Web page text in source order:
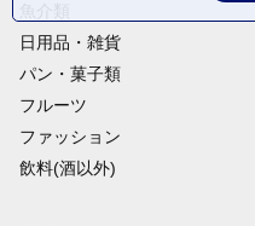
日用品・雑貨
パン・菓子類
フルーツ
ファッション
飲料(酒以外)